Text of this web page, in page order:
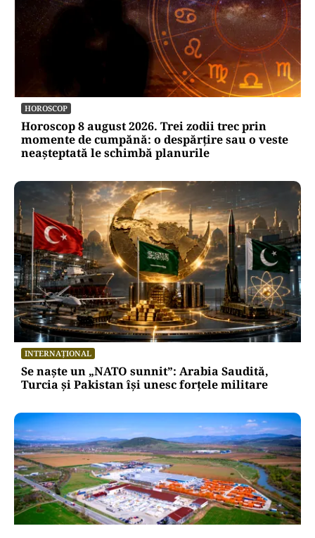
HOROSCOP
Horoscop 8 august 2026. Trei zodii trec prin
momente de cumpănă: o despărțire sau o veste
neașteptată le schimbă planurile
INTERNAȚIONAL
Se naște un „NATO sunnit”: Arabia Saudită,
Turcia și Pakistan își unesc forțele militare